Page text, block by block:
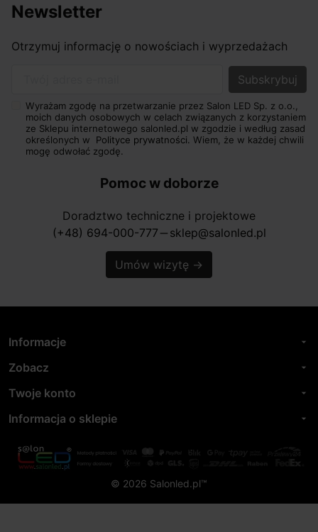
Newsletter
Otrzymuj informację o nowościach i wyprzedażach
Wyrażam zgodę na przetwarzanie przez Salon LED Sp. z o.o.,
moich danych osobowych w celach związanych z korzystaniem
ze Sklepu internetowego salonled.pl w zgodzie i według zasad
określonych w Polityce prywatności. Wiem, że w każdej chwili
mogę odwołać zgodę.
Pomoc w doborze
Doradztwo techniczne i projektowe
(+48) 694-000-777 horizontal_rule sklep@salonled.pl
Umów wizytę →
Informacje arrow_drop_down
Zobacz arrow_drop_down
Twoje konto arrow_drop_down
Informacja o sklepie arrow_drop_down
© 2026 Salonled.pl™